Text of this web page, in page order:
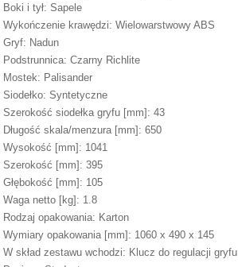
Boki i tył: Sapele
Wykończenie krawędzi: Wielowarstwowy ABS
Gryf: Nadun
Podstrunnica: Czarny Richlite
Mostek: Palisander
Siodełko: Syntetyczne
Szerokość siodełka gryfu [mm]: 43
Długość skala/menzura [mm]: 650
Wysokość [mm]: 1041
Szerokość [mm]: 395
Głębokość [mm]: 105
Waga netto [kg]: 1.8
Rodzaj opakowania: Karton
Wymiary opakowania [mm]: 1060 x 490 x 145
W skład zestawu wchodzi: Klucz do regulacji gryfu